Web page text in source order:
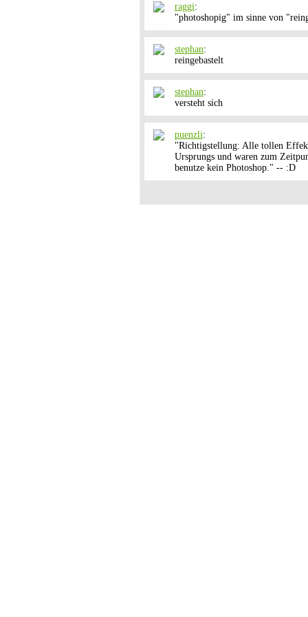
raggi:
"photoshopig" im sinne von
stephan:
reingebastelt
stephan:
versteht sich
puenzli:
"Richtigstellung: Alle tollen
Ursprungs und waren zum
benutze kein Photoshop." -- :D